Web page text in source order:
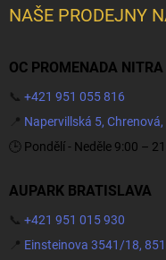
NAŠE PRODEJNY
OC PROMENADA NITRA
📞 +421 951 055 816
📍 Napervillská 5,
🕒 Pondělí - Neděle 9:00 –
AUPARK BRATISLAVA
📞 +421 951 015 930
📍 Einsteinova 3541/18,